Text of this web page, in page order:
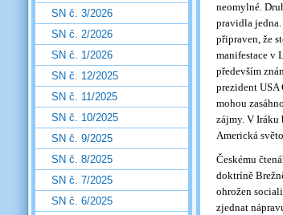
neomylné.
pravidla
připraven, že
manifestace v
především
prezident USA
mohou
zájmy. V Iráku
Americká
Českému
doktríně
ohrožen
zjednat
SN č. 3/2026
SN č. 2/2026
SN č. 1/2026
SN č. 12/2025
SN č. 11/2025
SN č. 10/2025
SN č. 9/2025
SN č. 8/2025
SN č. 7/2025
SN č. 6/2025